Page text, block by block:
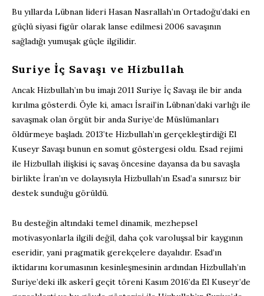
Bu yıllarda Lübnan lideri Hasan Nasrallah’ın Ortadoğu’daki en
güçlü siyasi figür olarak lanse edilmesi 2006 savaşının
sağladığı yumuşak güçle ilgilidir.
Suriye İç Savaşı ve Hizbullah
Ancak Hizbullah’ın bu imajı 2011 Suriye İç Savaşı ile bir anda
kırılma gösterdi. Öyle ki, amacı İsrail’in Lübnan’daki varlığı ile
savaşmak olan örgüt bir anda Suriye’de Müslümanları
öldürmeye başladı. 2013’te Hizbullah’ın gerçekleştirdiği El
Kuseyr Savaşı bunun en somut göstergesi oldu. Esad rejimi
ile Hizbullah ilişkisi iç savaş öncesine dayansa da bu savaşla
birlikte İran’ın ve dolayısıyla Hizbullah’ın Esad’a sınırsız bir
destek sunduğu görüldü.
Bu desteğin altındaki temel dinamik, mezhepsel
motivasyonlarla ilgili değil, daha çok varoluşsal bir kaygının
eseridir, yani pragmatik gerekçelere dayalıdır. Esad’ın
iktidarını korumasının kesinleşmesinin ardından Hizbullah’ın
Suriye’deki ilk askerî geçit töreni Kasım 2016’da El Kuseyr’de